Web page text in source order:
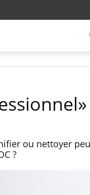
ou nettoyer
?